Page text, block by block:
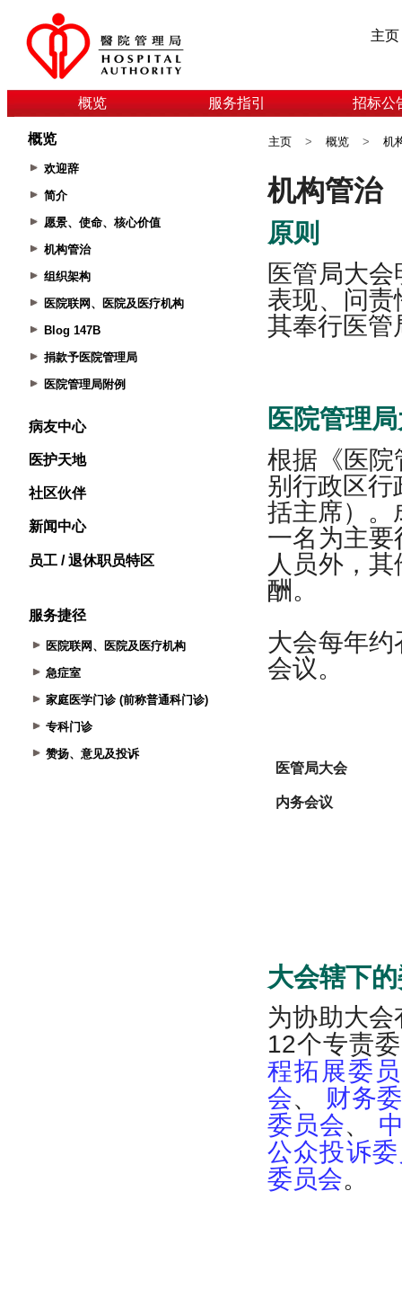
主页
概览 服务指引 招标公
概览
欢迎辞
简介
愿景、使命、核心价值
机构管治
组织架构
医院联网、医院及医疗机构
Blog 147B
捐款予医院管理局
医院管理局附例
病友中心
医护天地
社区伙伴
新闻中心
员工 / 退休职员特区
服务捷径
医院联网、医院及医疗机构
急症室
家庭医学门诊 (前称普通科门诊)
专科门诊
赞扬、意见及投诉
主页 > 概览 > 机